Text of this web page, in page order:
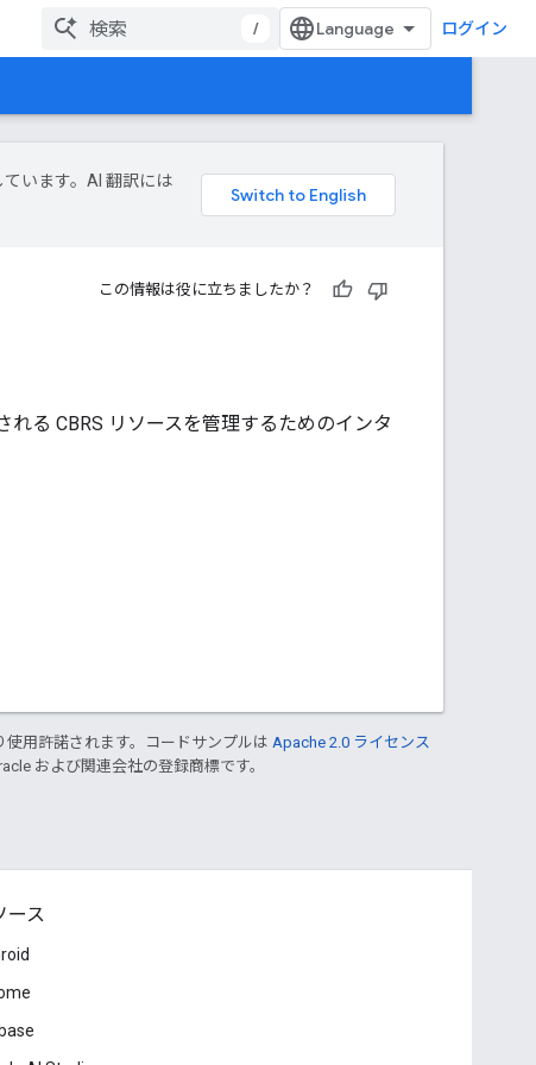
/ ログイン
います。AI 翻訳には
この情報は役に立ちましたか？
れる CBRS リソースを管理するためのインタ
使用許諾されます。コードサンプルは Apache 2.0 ライセンス
および関連会社の登録商標です。
ース